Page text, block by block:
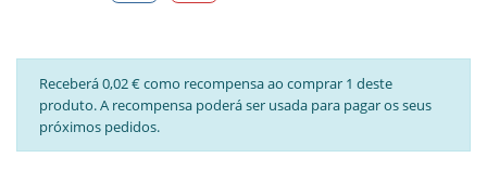
Receberá 0,02 € como recompensa ao comprar 1 deste
produto. A recompensa poderá ser usada para pagar os seus
próximos pedidos.